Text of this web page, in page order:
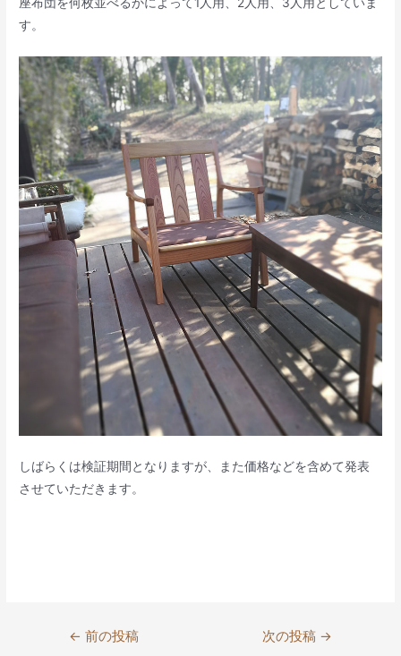
座布団を何枚並べるかによって1人用、2人用、3人用としていま
す。
しばらくは検証期間となりますが、また価格などを含めて発表
させていただきます。
← 前の投稿 次の投稿 →